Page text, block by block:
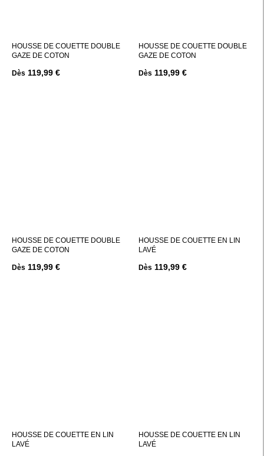
HOUSSE DE COUETTE DOUBLE
GAZE DE COTON
Dès 119,99 €
HOUSSE DE COUETTE DOUBLE
GAZE DE COTON
Dès 119,99 €
HOUSSE DE COUETTE DOUBLE
GAZE DE COTON
Dès 119,99 €
HOUSSE DE COUETTE EN LIN
LAVÉ
Dès 119,99 €
HOUSSE DE COUETTE EN LIN
LAVÉ
HOUSSE DE COUETTE EN LIN
LAVÉ